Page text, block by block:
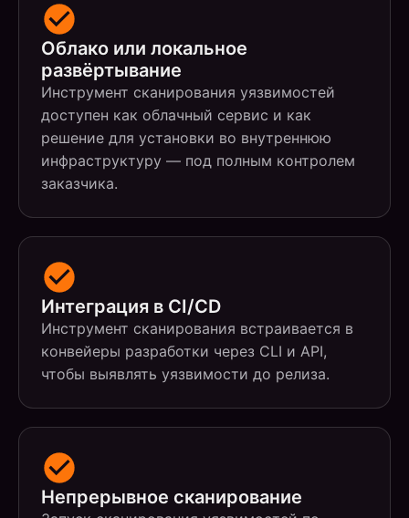
Облако или локальное
развёртывание
Инструмент сканирования уязвимостей
доступен как облачный сервис и как
решение для установки во внутреннюю
инфраструктуру — под полным контролем
заказчика.
Интеграция в CI/CD
Инструмент сканирования встраивается в
конвейеры разработки через CLI и API,
чтобы выявлять уязвимости до релиза.
Непрерывное сканирование